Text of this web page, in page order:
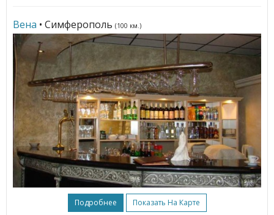
Вена • Симферополь (100 км.)
Подробнее Показать На Карте